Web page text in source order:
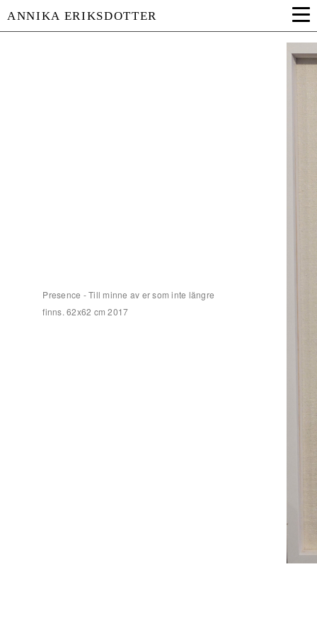
ANNIKA ERIKSDOTTER
Presence - Till minne av er som inte längre
finns. 62x62 cm 2017